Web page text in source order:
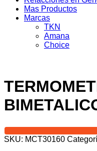
Mas Productos
Marcas
TKN
Amana
Choice
SKU: MCT30160